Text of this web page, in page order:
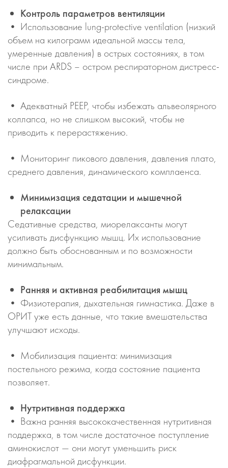
Контроль параметров вентиляции
• Использование lung-protective ventilation (низкий
объем на килограмм идеальной массы тела,
умеренные давления) в острых состояниях, в том
числе при ARDS – остром респираторном дистресс-
синдроме.
• Адекватный PEEP, чтобы избежать альвеолярного
коллапса, но не слишком высокий, чтобы не
приводить к перерастяжению.
• Мониторинг пикового давления, давления плато,
среднего давления, динамического комплаенса.
Минимизация седатации и мышечной
релаксации
Седативные средства, миорелаксанты могут
усиливать дисфункцию мышц. Их использование
должно быть обоснованным и по возможности
минимальным.
Ранняя и активная реабилитация мышц
• Физиотерапия, дыхательная гимнастика. Даже в
ОРИТ уже есть данные, что такие вмешательства
улучшают исходы.
• Мобилизация пациента: минимизация
постельного режима, когда состояние пациента
позволяет.
Нутритивная поддержка
• Важна ранняя высококачественная нутритивная
поддержка, в том числе достаточное поступление
аминокислот — они могут уменьшить риск
диафрагмальной дисфункции.